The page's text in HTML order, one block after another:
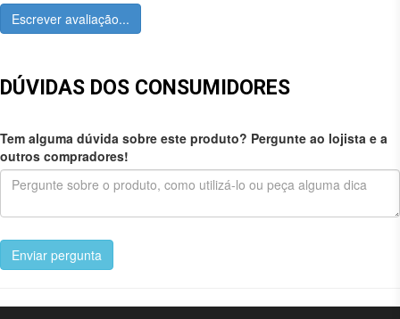
Escrever avaliação...
DÚVIDAS DOS CONSUMIDORES
Tem alguma dúvida sobre este produto? Pergunte ao lojista e a
outros compradores!
Enviar pergunta